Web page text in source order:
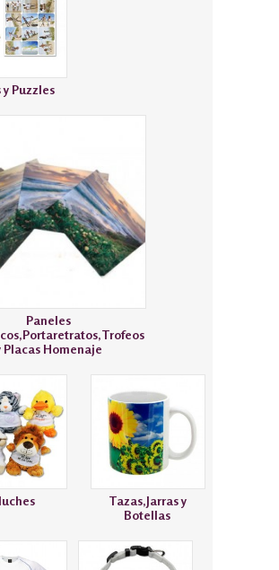
y Puzzles
Paneles
Placas Homenaje
Tazas,Jarras y
Botellas